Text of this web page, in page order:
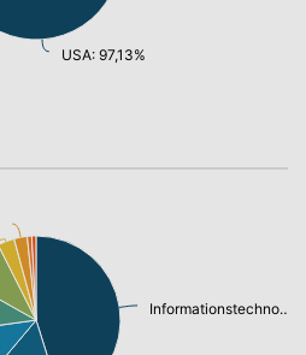
USA: 97,13%
Informationstechnologie/ Telekommunikation: 44,90%